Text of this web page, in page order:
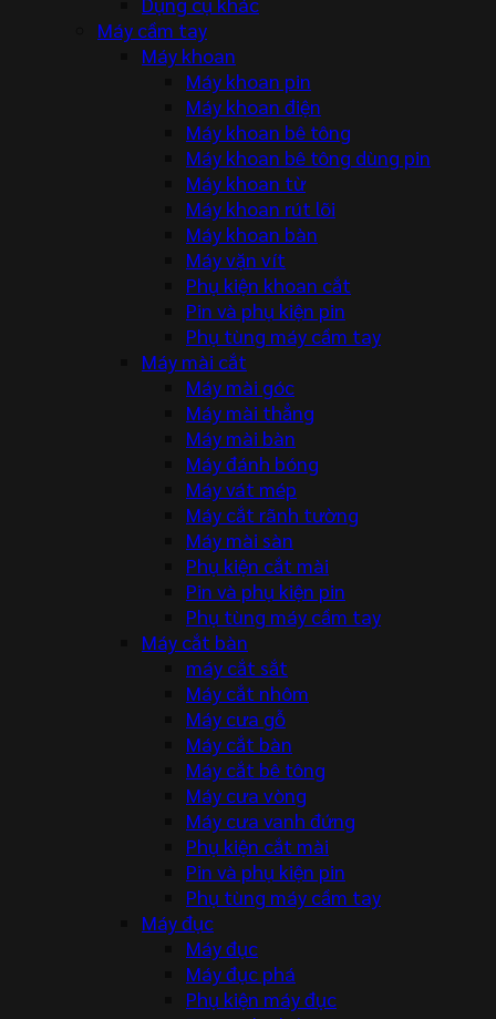
Máy cầm tay
Máy khoan
Máy khoan pin
Máy khoan điện
Máy khoan bê tông
Máy khoan bê tông dùng pin
Máy khoan từ
Máy khoan rút lõi
Máy khoan bàn
Máy vặn vít
Phụ kiện khoan cắt
Pin và phụ kiện pin
Phụ tùng máy cầm tay
Máy mài cắt
Máy mài góc
Máy mài thẳng
Máy mài bàn
Máy đánh bóng
Máy vát mép
Máy cắt rãnh tường
Máy mài sàn
Phụ kiện cắt mài
Pin và phụ kiện pin
Phụ tùng máy cầm tay
Máy cắt bàn
máy cắt sắt
Máy cắt nhôm
Máy cưa gỗ
Máy cắt bàn
Máy cắt bê tông
Máy cưa vòng
Máy cưa vanh đứng
Phụ kiện cắt mài
Pin và phụ kiện pin
Phụ tùng máy cầm tay
Máy đục
Máy đục
Máy đục phá
Phụ kiện máy đục